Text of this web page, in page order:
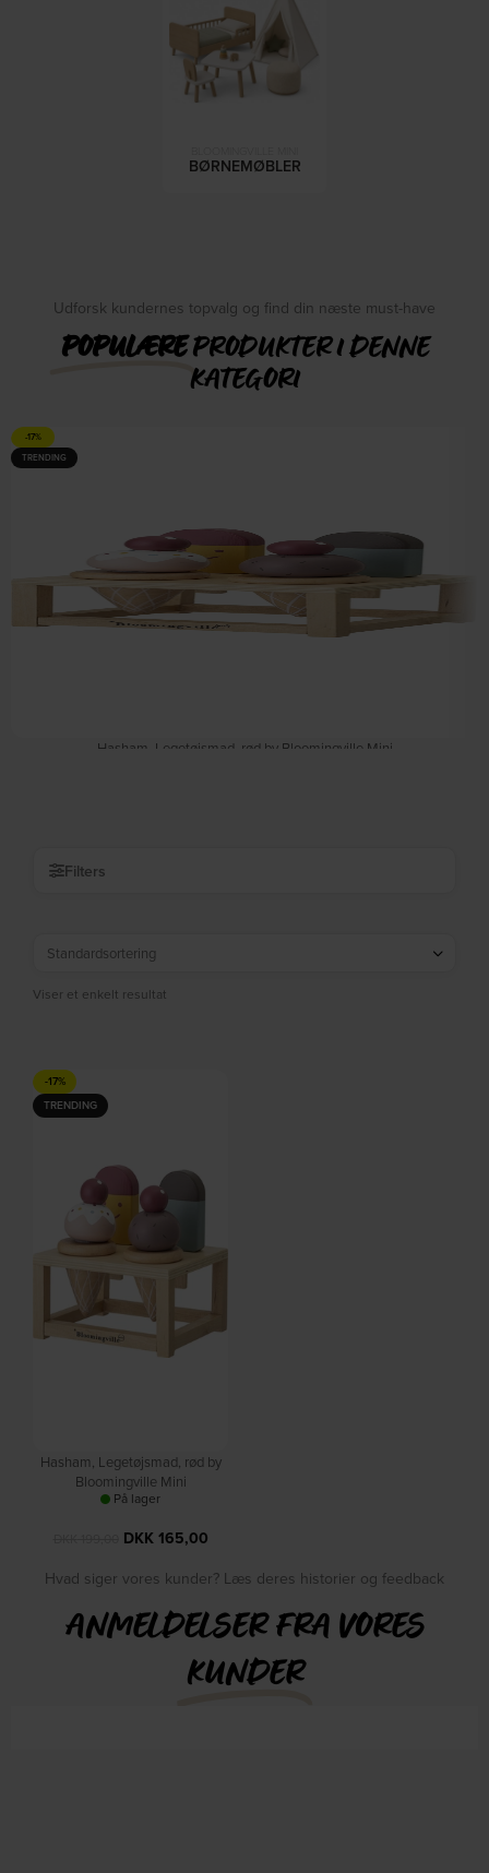
BØRNEMØBLER
Udforsk kundernes topvalg og find din næste must-have
POPULÆREPRODUKTER I DENNE
KATEGORI
-17%
TRENDING
Hasham, Legetøjsmad, rød by Bloomingville Mini
Filters
Viser et enkelt resultat
-17%
TRENDING
Hasham, Legetøjsmad, rød by
Bloomingville Mini
På lager
DKK165,00
Hvad siger vores kunder? Læs deres historier og feedback
ANMELDELSER FRA VORES
KUNDER